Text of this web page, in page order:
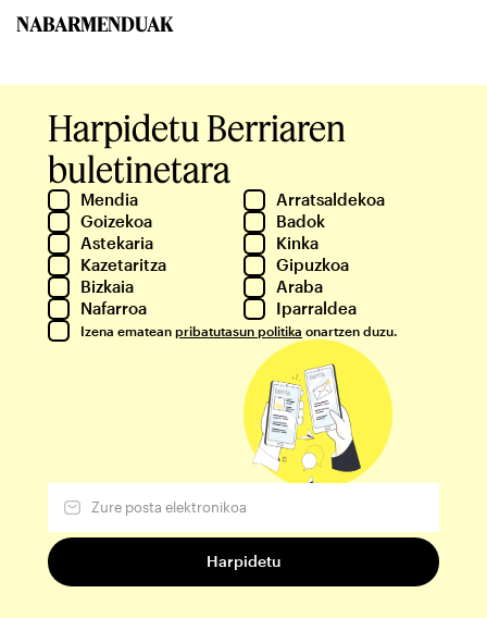
NABARMENDUAK
Harpidetu Berriaren
buletinetara
Mendia
Arratsaldekoa
Goizekoa
Badok
Astekaria
Kinka
Kazetaritza
Gipuzkoa
Bizkaia
Araba
Nafarroa
Iparraldea
Izena ematean pribatutasun politika onartzen duzu.